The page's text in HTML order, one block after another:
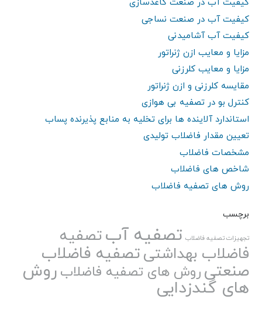
کیفیت آب در صنعت کاغذسازی
کیفیت آب در صنعت نساجی
کیفیت آب آشامیدنی
مزایا و معایب ازن ژنراتور
مزایا و معایب کلرزنی
مقایسه کلرزنی و ازن ژنراتور
کنترل بو در تصفیه بی هوازی
استاندارد آلاینده ها برای تخلیه به منابع پذیرنده پساب
تعیین مقدار فاضلاب تولیدی
مشخصات فاضلاب
شاخص های فاضلاب
روش های تصفیه فاضلاب
برچسب
تجهیزات تصفیه فاضلاب تصفیه آبتصفیه
فاضلاب بهداشتیتصفیه فاضلاب
صنعتی روش های تصفیه فاضلاب روش
های گندزدایی